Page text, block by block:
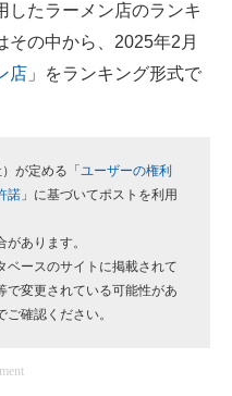
したラーメン店のランキ
その中から、2025年2月
店 」をランキング形式で
が定める「 ユーザーの権利
諾 」に基づいてポストを利用
あります。
ースのサイトに掲載されて
で変更されている可能性があ
確認ください。